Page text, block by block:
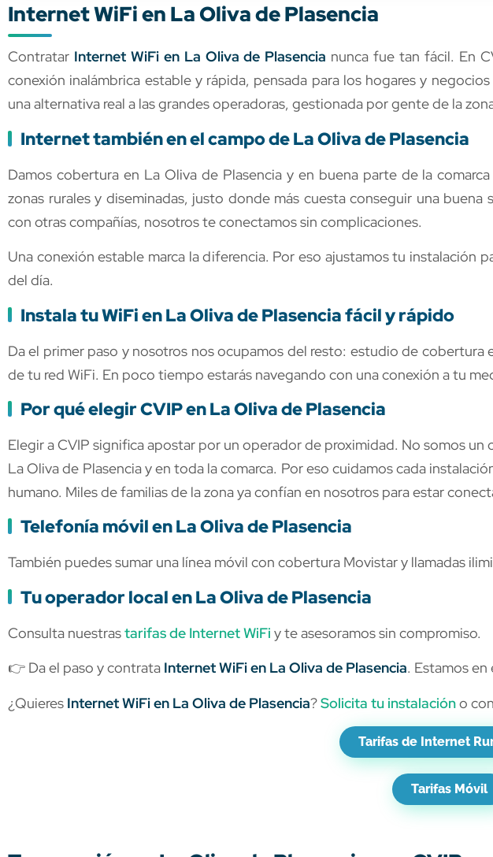
Internet WiFi en La Oliva de Plasencia
Contratar Internet WiFi en La Oliva de Plasencia nunca fue tan fácil. En
conexión inalámbrica estable y rápida, pensada para los hogares y
una alternativa real a las grandes operadoras, gestionada por gente de la
Internet también en el campo de La Oliva de Plasencia
Damos cobertura en La Oliva de Plasencia y en buena parte de la
zonas rurales y diseminadas, justo donde más cuesta conseguir una
con otras compañías, nosotros te conectamos sin complicaciones.
Una conexión estable marca la diferencia. Por eso ajustamos tu
del día.
Instala tu WiFi en La Oliva de Plasencia fácil y rápido
Da el primer paso y nosotros nos ocupamos del resto: estudio de
de tu red WiFi. En poco tiempo estarás navegando con una conexión a tu
Por qué elegir CVIP en La Oliva de Plasencia
Elegir a CVIP significa apostar por un operador de proximidad. No somos
La Oliva de Plasencia y en toda la comarca. Por eso cuidamos cada
humano. Miles de familias de la zona ya confían en nosotros para estar
Telefonía móvil en La Oliva de Plasencia
También puedes sumar una línea móvil con cobertura Movistar y llamadas
Tu operador local en La Oliva de Plasencia
Consulta nuestrastarifas de Internet WiFi y te asesoramos sin compromiso.
👉 Da el paso y contrata Internet WiFi en La Oliva de Plasencia. Estamos en
¿Quieres Internet WiFi en La Oliva de Plasencia?Solicita tu instalacióno
Tarifas de Internet
Tarifas Móvil